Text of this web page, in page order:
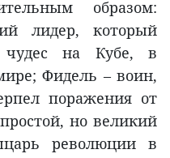
образом:
лидер, который
чудес на Кубе, в
Фидель – воин,
поражения от
но великий
революции в